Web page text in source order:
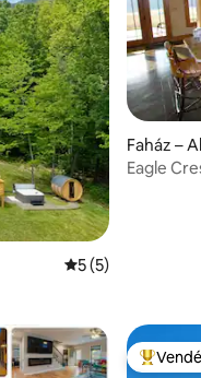
Átlagos értékelés:
5 (5)
Faház –
Eagle
Kiemelt